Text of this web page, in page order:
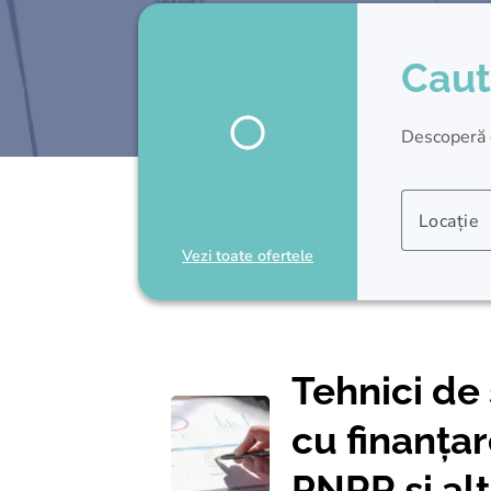
Vezi toate ofertele
Locație
Tehnici
cu